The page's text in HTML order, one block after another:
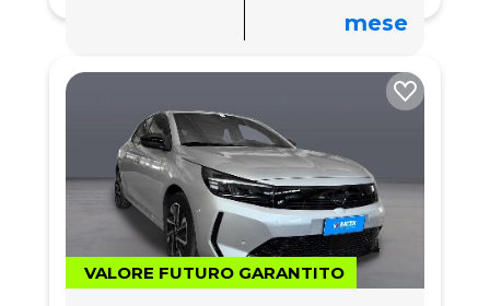
mese
VALORE FUTURO GARANTITO